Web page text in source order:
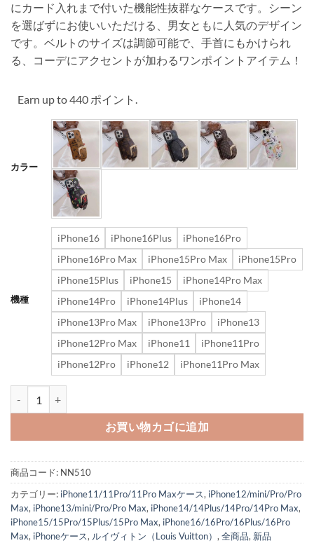
にカード入れまで付いた機能性抜群なケースです。シーン
を選ばずにお使いいただける、男女ともに人気のデザイン
です。ベルトのサイズは調節可能で、手首にもかけられ
る、コーデにアクセントが加わるワンポイントアイテム！
Earn up to 440 ポイント.
カラー
機種
iPhone16 iPhone16Plus
iPhone16Pro
iPhone16Pro Max
iPhone15Pro Max
iPhone15Pro
iPhone15Plus
iPhone15
iPhone14Pro Max
iPhone14Pro
iPhone14Plus
iPhone14
iPhone13Pro Max
iPhone13Pro
iPhone13
iPhone12Pro Max
iPhone11
iPhone11Pro
iPhone12Pro
iPhone12 iPhone11Pro Max
お買い物カゴに追加
商品コード: NN510
カテゴリー: iPhone11/11Pro/11Pro Maxケース, iPhone12/mini/Pro/Pro
Max, iPhone13/mini/Pro/Pro Max, iPhone14/14Plus/14Pro/14Pro Max,
iPhone15/15Pro/15Plus/15Pro Max, iPhone16/16Pro/16Plus/16Pro
Max, iPhoneケース, ルイヴィトン（Louis Vuitton） , 全商品, 新品